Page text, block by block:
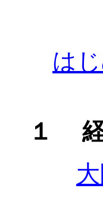
は
１ 経